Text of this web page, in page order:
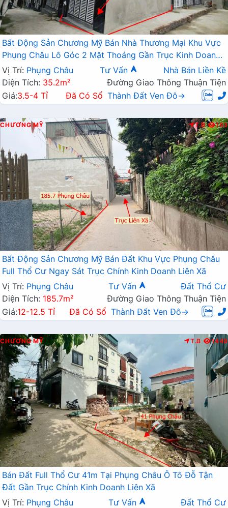
Bất Động Sản Chương Mỹ Bán Nhà Thương Mại Khu Vực
Phụng Châu Lô Góc 2 Mặt Thoáng Gần Trục Kinh Doanh
Liên Xã
Vị Trí: Phụng Châu Tư Vấn
Nhà Bán Liền Kề
Diện Tích: 35.2m²
Đường Giao Thông Thuận Tiện
Giá:3.5-4 Tỉ Đã Có Sổ Thành Đất Ven Đô→
CHƯƠNG MỸ T.B 163
Bất Động Sản Chương Mỹ Bán Đất Khu Vực Phụng Châu
Full Thổ Cư Ngay Sát Trục Chính Kinh Doanh Liên Xã
Vị Trí: Phụng Châu Tư Vấn
Đất Thổ Cư
Diện Tích: 185.7m²
Đường Giao Thông Thuận Tiện
Giá:12-12.5 Tỉ Đã Có Sổ Thành Đất Ven Đô→
CHƯƠNG MỸ T.B 1449
Bán Đất Full Thổ Cư 41m Tại Phụng Châu Ô Tô Đỗ Tận
Đất Gần Trục Chính Kinh Doanh Liên Xã
Vị Trí: Phụng Châu Tư Vấn
Đất Thổ Cư